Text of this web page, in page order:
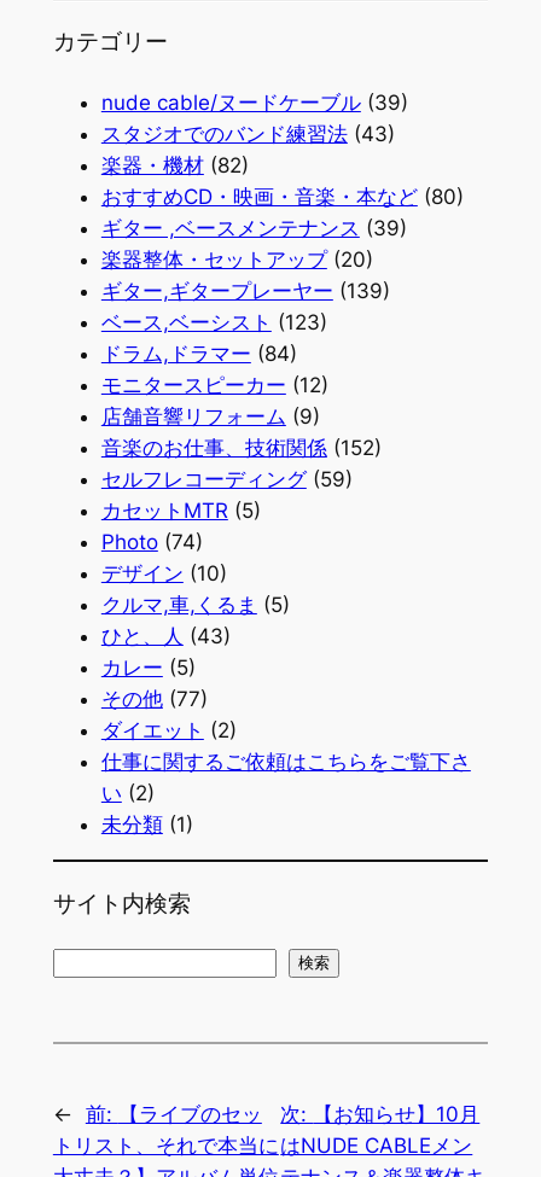
カテゴリー
nude cable/ヌードケーブル(39)
スタジオでのバンド練習法(43)
楽器・機材(82)
おすすめCD・映画・音楽・本など(80)
ギター ,ベースメンテナンス (39)
楽器整体・セットアップ(20)
ギター,ギタープレーヤー (139)
ベース,ベーシスト (123)
ドラム,ドラマー (84)
モニタースピーカー (12)
店舗音響リフォーム (9)
音楽のお仕事、技術関係(152)
セルフレコーディング(59)
カセットMTR (5)
Photo(74)
デザイン (10)
クルマ,車,くるま (5)
ひと、人 (43)
カレー (5)
その他(77)
ダイエット (2)
仕事に関するご依頼はこちらをご覧下さ
い (2)
未分類(1)
サイト内検索
検索
← 前:
【ライブのセッ
トリスト、それで本当に
次:
【お知らせ】10月
はNUDE CABLEメン